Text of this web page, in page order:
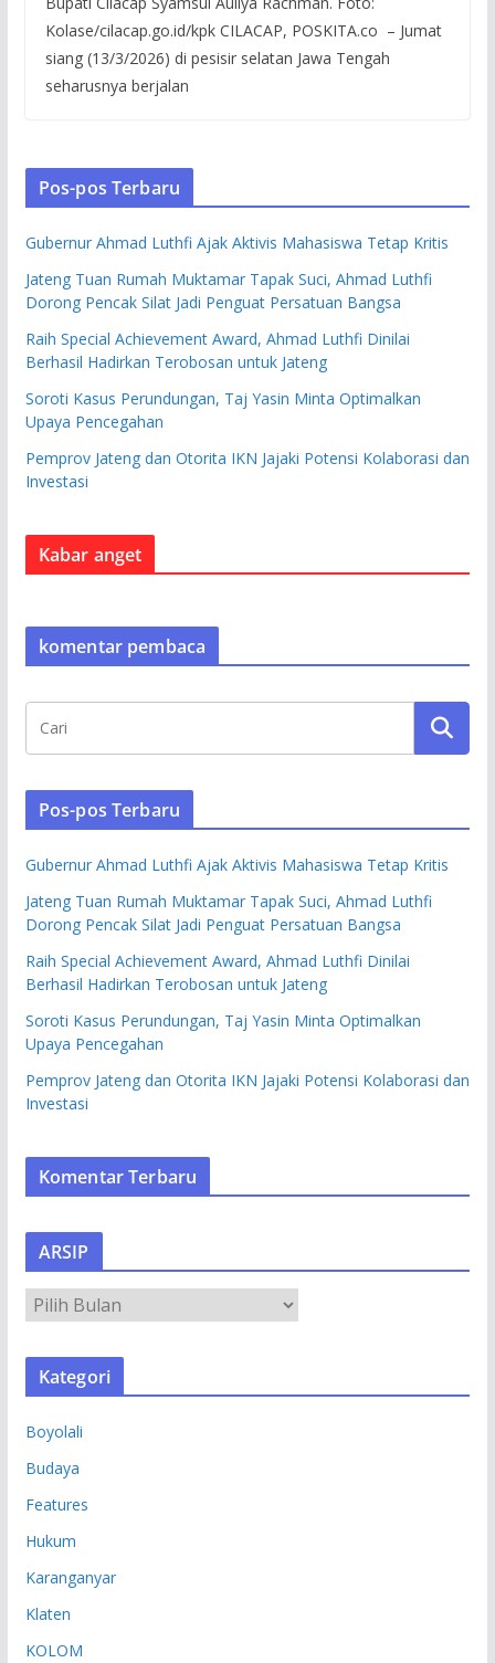
Kolase/cilacap.go.id/kpk CILACAP, POSKITA.co – Jumat
siang (13/3/2026) di pesisir selatan Jawa Tengah
seharusnya berjalan
Pos-pos Terbaru
Gubernur Ahmad Luthfi Ajak Aktivis Mahasiswa Tetap Kritis
Jateng Tuan Rumah Muktamar Tapak Suci, Ahmad Luthfi
Dorong Pencak Silat Jadi Penguat Persatuan Bangsa
Raih Special Achievement Award, Ahmad Luthfi Dinilai
Berhasil Hadirkan Terobosan untuk Jateng
Soroti Kasus Perundungan, Taj Yasin Minta Optimalkan
Upaya Pencegahan
Pemprov Jateng dan Otorita IKN Jajaki Potensi Kolaborasi dan
Investasi
Kabar anget
komentar pembaca
Pos-pos Terbaru
Gubernur Ahmad Luthfi Ajak Aktivis Mahasiswa Tetap Kritis
Jateng Tuan Rumah Muktamar Tapak Suci, Ahmad Luthfi
Dorong Pencak Silat Jadi Penguat Persatuan Bangsa
Raih Special Achievement Award, Ahmad Luthfi Dinilai
Berhasil Hadirkan Terobosan untuk Jateng
Soroti Kasus Perundungan, Taj Yasin Minta Optimalkan
Upaya Pencegahan
Pemprov Jateng dan Otorita IKN Jajaki Potensi Kolaborasi dan
Investasi
Komentar Terbaru
ARSIP
S
Kategori
Boyolali
Budaya
Features
Hukum
Karanganyar
Klaten
KOLOM